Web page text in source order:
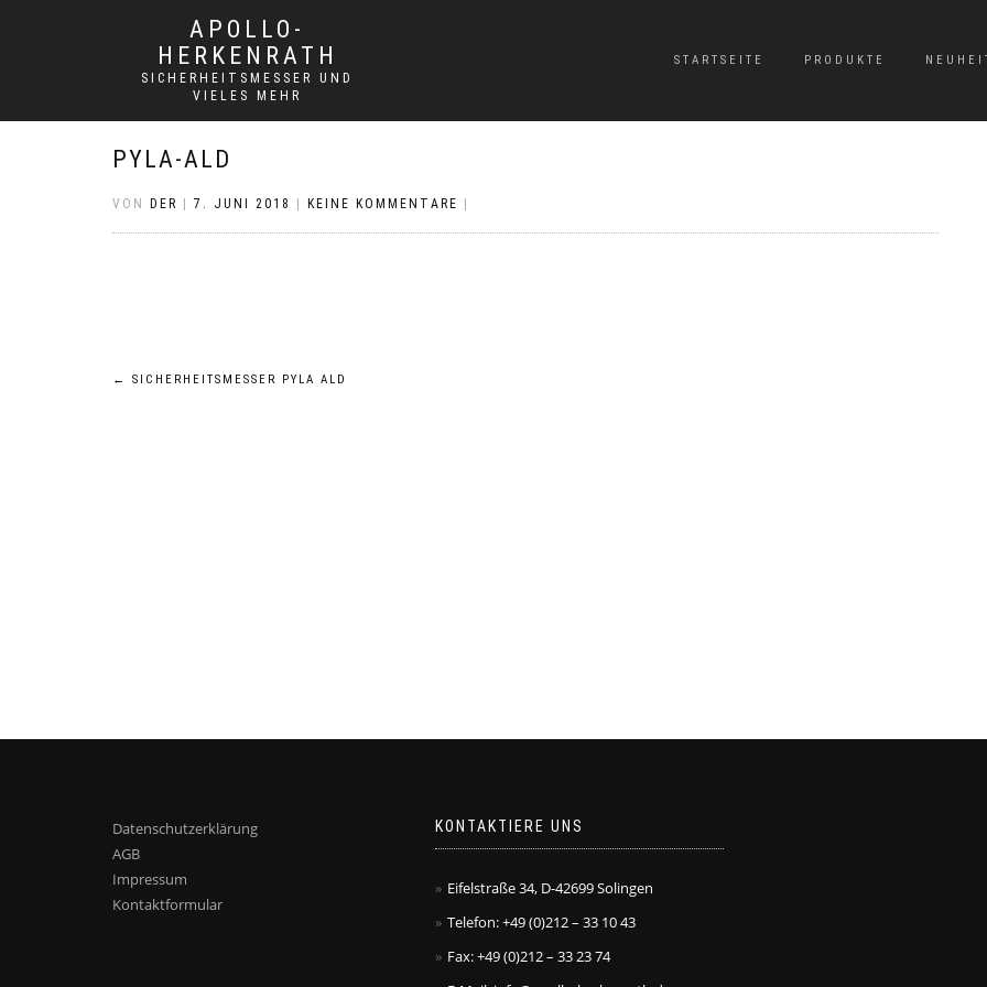
APOLLO-
HERKENRATH
SICHERHEITSMESSER UND
VIELES MEHR
STARTSEITE PRODUKTE
PYLA-ALD
VON DER 7. JUNI 2018 KEINE KOMMENTARE
Beitrags-
← SICHERHEITSMESSER PYLA ALD
Datenschutzerklärung
AGB
Impressum
Kontaktformular
KONTAKTIERE UNS
Eifelstraße 34, D-42699 Solingen
Telefon: +49 (0)212 – 33 10 43
Fax: +49 (0)212 – 33 23 74